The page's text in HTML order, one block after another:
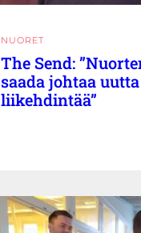
NUORET
The Send:
saada johtaa uutta
liikehdintää”